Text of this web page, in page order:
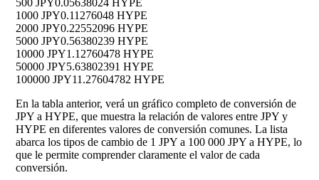
500 JPY0.05638024 HYPE
1000 JPY0.11276048 HYPE
2000 JPY0.22552096 HYPE
5000 JPY0.56380239 HYPE
10000 JPY1.12760478 HYPE
50000 JPY5.63802391 HYPE
100000 JPY11.27604782 HYPE
En la tabla anterior, verá un gráfico completo de conversión de
JPY a HYPE, que muestra la relación de valores entre JPY y
HYPE en diferentes valores de conversión comunes. La lista
abarca los tipos de cambio de 1 JPY a 100 000 JPY a HYPE, lo
que le permite comprender claramente el valor de cada
conversión.